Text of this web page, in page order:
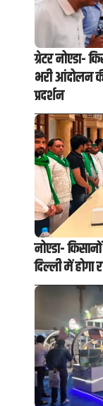
ग्रेटर नोएडा-
भरी आंदोलन
प्रदर्शन
नोएडा-
दिल्ली में होगा